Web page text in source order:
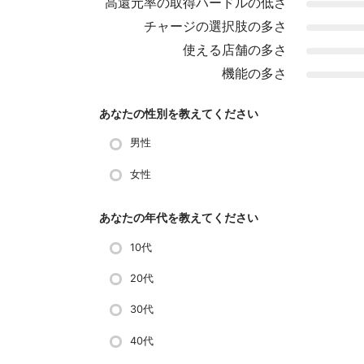
チャージの選択肢の多さ
使える店舗の多さ
機能の多さ
あなたの性別を教えてください
男性
女性
あなたの年代を教えてください
10代
20代
30代
40代